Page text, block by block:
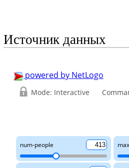
Источник данных